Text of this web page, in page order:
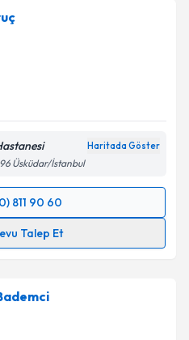
Haritada Göster
Üsküdar/İstanbul
811 90 60
Talep Et
posta ile bilgilendireceğiz.